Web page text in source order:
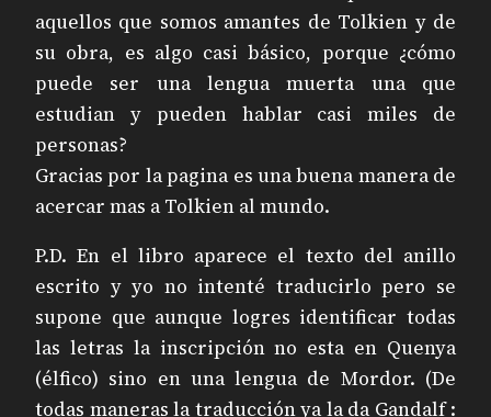
aquellos que somos amantes de Tolkien y de
su obra, es algo casi básico, porque ¿cómo
puede ser una lengua muerta una que
estudian y pueden hablar casi miles de
personas?
Gracias por la pagina es una buena manera de
acercar mas a Tolkien al mundo.
P.D. En el libro aparece el texto del anillo
escrito y yo no intenté traducirlo pero se
supone que aunque logres identificar todas
las letras la inscripción no esta en Quenya
(élfico) sino en una lengua de Mordor. (De
todas maneras la traducción ya la da Gandalf :